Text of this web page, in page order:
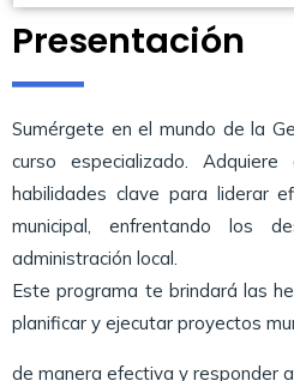
Presentación
Sumérgete en el mundo de la
curso especializado.
habilidades clave para liderar
municipal, enfrentando los
administración local.
Este programa te brindará las
planificar y ejecutar proyectos
de manera efectiva y responder